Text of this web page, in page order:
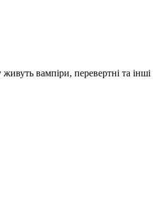
вампіри, перевертні та